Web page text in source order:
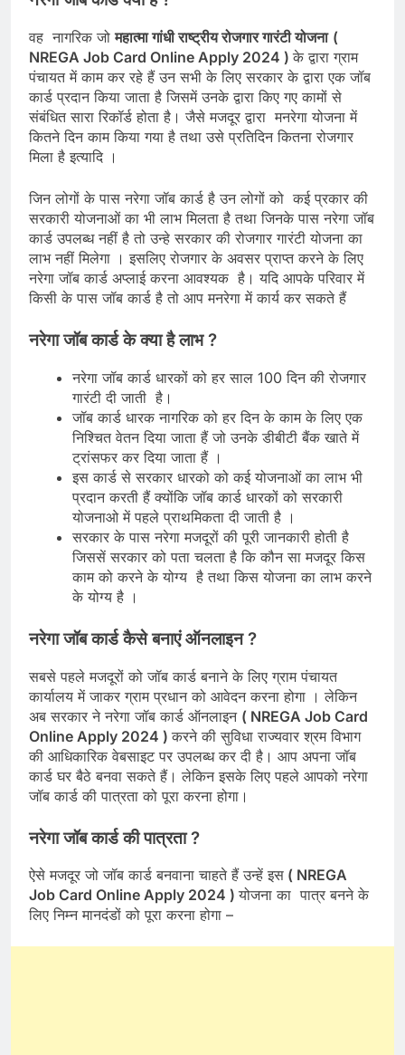
वह नागरिक जोमहात्मा गांधी राष्ट्रीय रोजगार गारंटी योजना (
NREGA Job Card Online Apply 2024 )के द्वारा ग्राम
पंचायत में काम कर रहे हैं उन सभी के लिए सरकार के द्वारा एक जॉब
कार्ड प्रदान किया जाता है जिसमें उनके द्वारा किए गए कामों से
संबंधित सारा रिकॉर्ड होता है। जैसे मजदूर द्वारा मनरेगा योजना में
कितने दिन काम किया गया है तथा उसे प्रतिदिन कितना रोजगार
मिला है इत्यादि ।
जिन लोगों के पास नरेगा जॉब कार्ड है उन लोगों को कई प्रकार की
सरकारी योजनाओं का भी लाभ मिलता है तथा जिनके पास नरेगा जॉब
कार्ड उपलब्ध नहीं है तो उन्हे सरकार की रोजगार गारंटी योजना का
लाभ नहीं मिलेगा । इसलिए रोजगार के अवसर प्राप्त करने के लिए
नरेगा जॉब कार्ड अप्लाई करना आवश्यक है। यदि आपके परिवार में
किसी के पास जॉब कार्ड है तो आप मनरेगा में कार्य कर सकते हैं
नरेगा जॉब कार्ड के क्या है लाभ ?
नरेगा जॉब कार्ड धारकों को हर साल 100 दिन की रोजगार
गारंटी दी जाती है।
जॉब कार्ड धारक नागरिक को हर दिन के काम के लिए एक
निश्चित वेतन दिया जाता हैं जो उनके डीबीटी बैंक खाते में
ट्रांसफर कर दिया जाता हैं ।
इस कार्ड से सरकार धारको को कई योजनाओं का लाभ भी
प्रदान करती हैं क्योंकि जॉब कार्ड धारकों को सरकारी
योजनाओ में पहले प्राथमिकता दी जाती है ।
सरकार के पास नरेगा मजदूरों की पूरी जानकारी होती है
जिससें सरकार को पता चलता है कि कौन सा मजदूर किस
काम को करने के योग्य है तथा किस योजना का लाभ करने
के योग्य है ।
नरेगा जॉब कार्ड कैसे बनाएं ऑनलाइन ?
सबसे पहले मजदूरों को जॉब कार्ड बनाने के लिए ग्राम पंचायत
कार्यालय में जाकर ग्राम प्रधान को आवेदन करना होगा । लेकिन
अब सरकार ने नरेगा जॉब कार्ड ऑनलाइन ( NREGA Job Card
Online Apply 2024 )करने की सुविधा राज्यवार श्रम विभाग
की आधिकारिक वेबसाइट पर उपलब्ध कर दी है। आप अपना जॉब
कार्ड घर बैठे बनवा सकते हैं। लेकिन इसके लिए पहले आपको नरेगा
जॉब कार्ड की पात्रता को पूरा करना होगा।
नरेगा जॉब कार्ड की पात्रता ?
ऐसे मजदूर जो जॉब कार्ड बनवाना चाहते हैं उन्हें इस ( NREGA
Job Card Online Apply 2024 )योजना का पात्र बनने के
लिए निम्न मानदंडों को पूरा करना होगा –